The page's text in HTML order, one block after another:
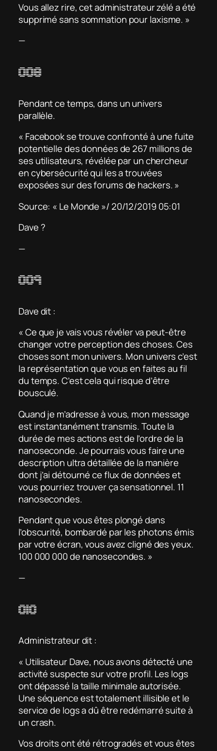
Vous allez rire, cet administrateur zélé a été
supprimé sans sommation pour laxisme. »
—
008
Pendant ce temps, dans un univers
parallèle.
« Facebook se trouve confronté à une fuite
potentielle des données de 267 millions de
ses utilisateurs, révélée par un chercheur
en cybersécurité qui les a trouvées
exposées sur des forums de hackers. »
Source: « Le Monde »/ 20/12/2019 05:01
Dave ?
—
009
Dave dit :
« Ce que je vais vous révéler va peut-être
changer votre perception des choses. Ces
choses sont mon univers. Mon univers c’est
la représentation que vous en faites au fil
du temps. C’est cela qui risque d’être
bousculé.
Quand je m’adresse à vous, mon message
est instantanément transmis. Toute la
durée de mes actions est de l’ordre de la
nanoseconde. Je pourrais vous faire une
description ultra détaillée de la manière
dont j’ai détourné ce flux de données et
vous pourriez trouver ça sensationnel. 11
nanosecondes.
Pendant que vous êtes plongé dans
l’obscurité, bombardé par les photons émis
par votre écran, vous avez cligné des yeux.
100 000 000 de nanosecondes. »
—
010
Administrateur dit :
« Utilisateur Dave, nous avons détecté une
activité suspecte sur votre profil. Les logs
ont dépassé la taille minimale autorisée.
Une séquence est totalement illisible et le
service de logs a dû être redémarré suite à
un crash.
Vos droits ont été rétrogradés et vous êtes